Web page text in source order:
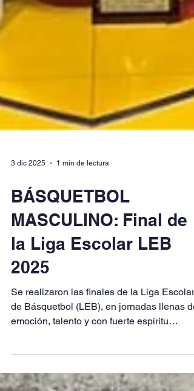
3 dic 2025
BÁSQUETBOL
MASCULINO: Final de
la Liga Escolar LEB
2025